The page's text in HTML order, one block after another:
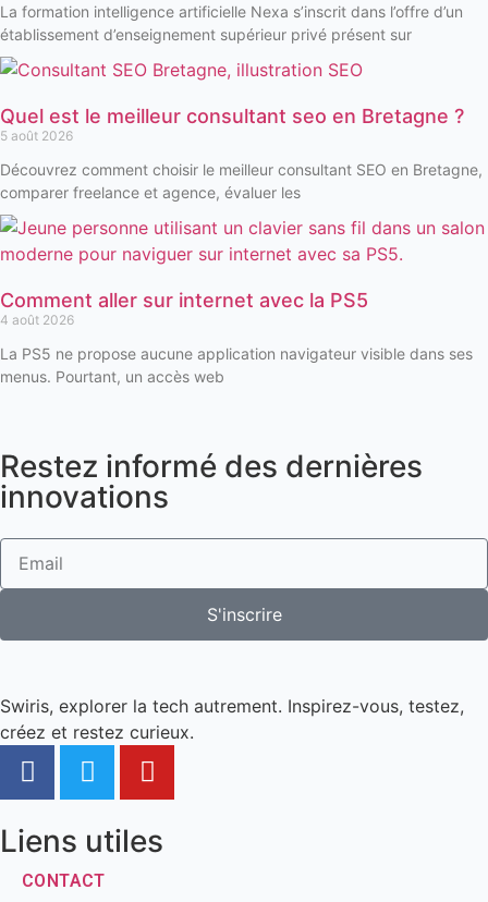
La formation intelligence artificielle Nexa s’inscrit dans l’offre d’un
établissement d’enseignement supérieur privé présent sur
Quel est le meilleur consultant seo en Bretagne ?
5 août 2026
Découvrez comment choisir le meilleur consultant SEO en Bretagne,
comparer freelance et agence, évaluer les
Comment aller sur internet avec la PS5
4 août 2026
La PS5 ne propose aucune application navigateur visible dans ses
menus. Pourtant, un accès web
Restez informé des dernières
innovations
S'inscrire
Swiris, explorer la tech autrement. Inspirez-vous, testez,
créez et restez curieux.
Liens utiles
CONTACT